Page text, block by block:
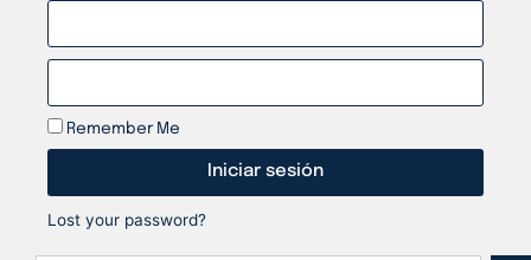
Remember Me
Iniciar sesión
Lost your password?